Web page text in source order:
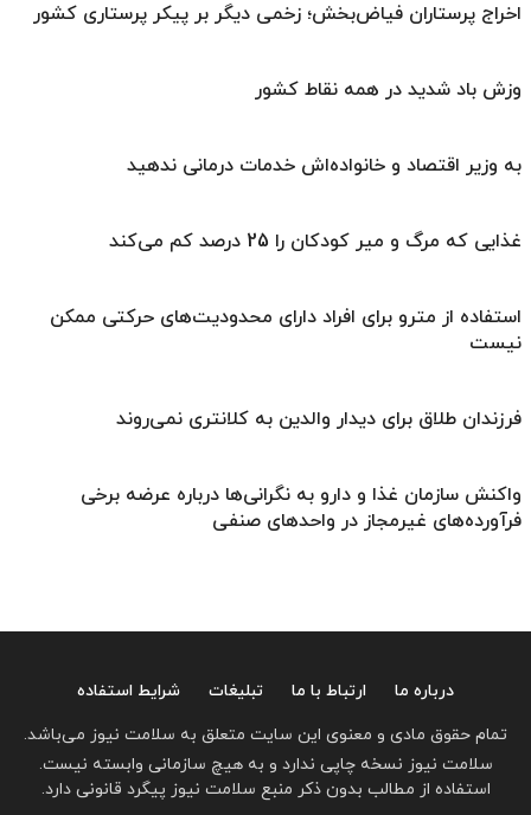
اخراج پرستاران فیاض‌بخش؛ زخمی دیگر بر پیکر پرستاری کشور
وزش باد شدید در همه نقاط کشور
به وزیر اقتصاد و خانواده‌اش خدمات درمانی ندهید
غذایی که مرگ و میر کودکان را 25 درصد کم می‌کند
استفاده از مترو برای افراد دارای محدودیت‌های حرکتی ممکن
نیست
فرزندان طلاق برای دیدار والدین به کلانتری نمی‌روند
واکنش سازمان غذا و دارو به نگرانی‌ها درباره عرضه برخی
فرآورده‌های غیرمجاز در واحدهای صنفی
درباره ما ارتباط با ما تبلیغات
شرایط استفاده
تمام حقوق مادی و معنوی این سایت متعلق به سلامت نیوز می‌باشد.
سلامت نیوز نسخه چاپی ندارد و به هیچ سازمانی وابسته نیست.
استفاده از مطالب بدون ذکر منبع سلامت نیوز پیگرد قانونی دارد.